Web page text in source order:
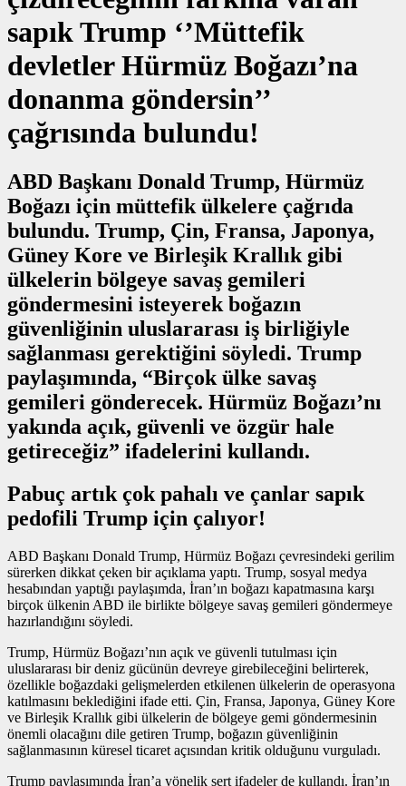
sapık Trump ‘’Müttefik
devletler Hürmüz Boğazı’na
donanma göndersin’’
çağrısında bulundu!
ABD Başkanı Donald Trump, Hürmüz
Boğazı için müttefik ülkelere çağrıda
bulundu. Trump, Çin, Fransa, Japonya,
Güney Kore ve Birleşik Krallık gibi
ülkelerin bölgeye savaş gemileri
göndermesini isteyerek boğazın
güvenliğinin uluslararası iş birliğiyle
sağlanması gerektiğini söyledi. Trump
paylaşımında, “Birçok ülke savaş
gemileri gönderecek. Hürmüz Boğazı’nı
yakında açık, güvenli ve özgür hale
getireceğiz” ifadelerini kullandı.
Pabuç artık çok pahalı ve çanlar sapık
pedofili Trump için çalıyor!
ABD Başkanı Donald Trump, Hürmüz Boğazı çevresindeki gerilim
sürerken dikkat çeken bir açıklama yaptı. Trump, sosyal medya
hesabından yaptığı paylaşımda, İran’ın boğazı kapatmasına karşı
birçok ülkenin ABD ile birlikte bölgeye savaş gemileri göndermeye
hazırlandığını söyledi.
Trump, Hürmüz Boğazı’nın açık ve güvenli tutulması için
uluslararası bir deniz gücünün devreye girebileceğini belirterek,
özellikle boğazdaki gelişmelerden etkilenen ülkelerin de operasyona
katılmasını beklediğini ifade etti. Çin, Fransa, Japonya, Güney Kore
ve Birleşik Krallık gibi ülkelerin de bölgeye gemi göndermesinin
önemli olacağını dile getiren Trump, boğazın güvenliğinin
sağlanmasının küresel ticaret açısından kritik olduğunu vurguladı.
Trump paylaşımında İran’a yönelik sert ifadeler de kullandı. İran’ın